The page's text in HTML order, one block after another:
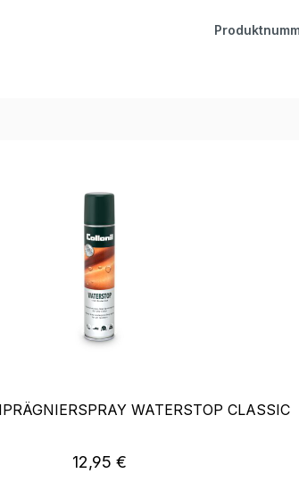
COLLONIL IMPRÄGNIERSPRAY WATERSTOP CLASSIC
Regulärer Preis:
12,95 €